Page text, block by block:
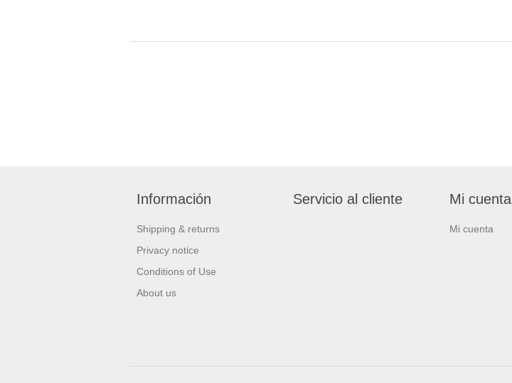
Información
Shipping & returns
Privacy notice
Conditions of Use
About us
Servicio al cliente Mi cuenta
Mi cuenta